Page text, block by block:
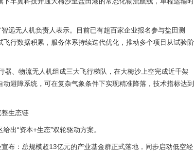
远无人机负责人表示。目前已有超百家企业报名参与盐田测
行数据积累，服务体系持续迭代优化，推动多个项目从试验阶
、物流无人机组成三大飞行梯队，在大梅沙上空完成近千架
避障系统，可在复杂气象条件下实现精准降落，技术指标达到
生态链
出“资本+生态”双轮驱动方案。
布：总规模超13亿元的产业基金群正式落地，同步启动低空经